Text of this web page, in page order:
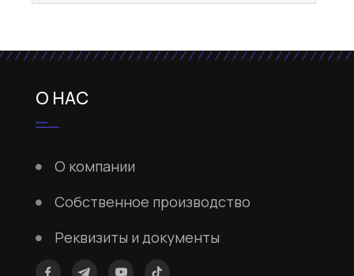
О НАС
О компании
Собственное производство
Реквизиты и документы